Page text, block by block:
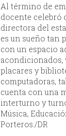
Al término de
docente celebró
directora del
es un sueño tan
con un espacio
acondicionados,
placares y
computadoras,
cuenta con una
interturno y
Música,
Porteros./DR